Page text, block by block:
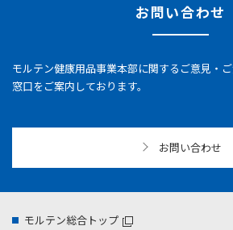
お問い合わせ
モルテン健康用品事業本部に関するご意見・
窓口をご案内しております。
お問い合わせ
モルテン総合トップ